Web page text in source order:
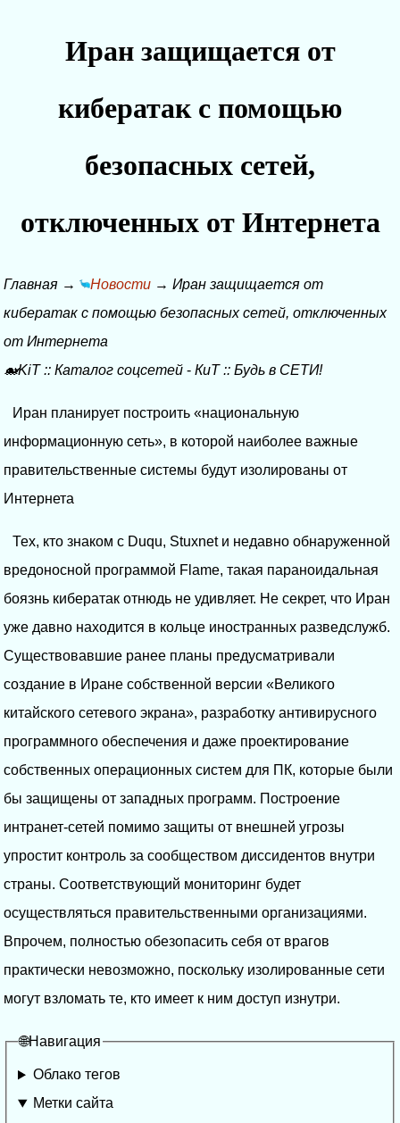
Иран защищается от
кибератак с помощью
безопасных сетей,
отключенных от Интернета
Главная → Новости → Иран защищается от
кибератак с помощью безопасных сетей, отключенных
от Интернета
🐋KiT:: Каталог соцсетей - КиТ:: Будь в СЕТИ!
Иран планирует построить «национальную
информационную сеть», в которой наиболее важные
правительственные системы будут изолированы от
Интернета
Тех, кто знаком с Duqu, Stuxnet и недавно обнаруженной
вредоносной программой Flame, такая параноидальная
боязнь кибератак отнюдь не удивляет. Не секрет, что Иран
уже давно находится в кольце иностранных разведслужб.
Существовавшие ранее планы предусматривали
создание в Иране собственной версии «Великого
китайского сетевого экрана», разработку антивирусного
программного обеспечения и даже проектирование
собственных операционных систем для ПК, которые были
бы защищены от западных программ. Построение
интранет-сетей помимо защиты от внешней угрозы
упростит контроль за сообществом диссидентов внутри
страны. Соответствующий мониторинг будет
осуществляться правительственными организациями.
Впрочем, полностью обезопасить себя от врагов
практически невозможно, поскольку изолированные сети
могут взломать те, кто имеет к ним доступ изнутри.
🌐Навигация
Облако тегов
Метки сайта